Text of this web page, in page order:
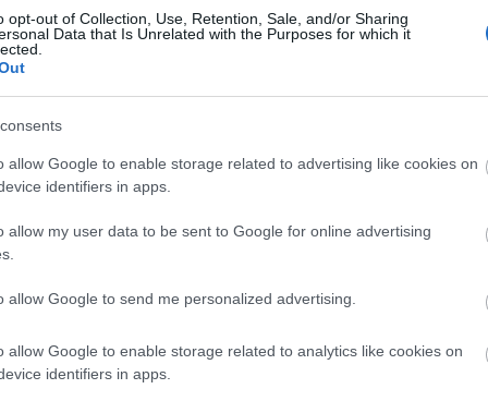
opt-out of Collection, Use, Retention, Sale, and/or Sharing
Data that Is Unrelated with the Purposes for which it
allow Google to enable storage related to advertising like cookies on
identifiers in apps.
allow my user data to be sent to Google for online advertising
allow Google to send me personalized advertising.
allow Google to enable storage related to analytics like cookies on
identifiers in apps.
under OL i Sotsji i 2014.
på opp til bronse. På det laget gikk
Ole Einar Bjørndalen. Tysklands lag får gull og
en bronse, Norge kan få nye medaljer